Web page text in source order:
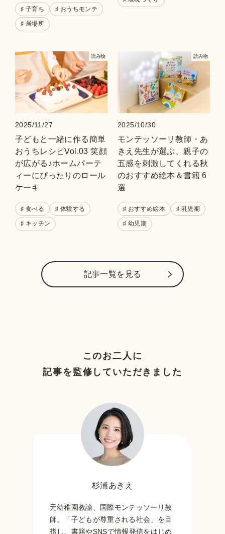
♯ 子育ち ♯ おうちモンテ
♯ 居場所
読み物
2025/11/27
子どもと一緒に作る簡単
おうちレシピVol.03 笑顔
が広がる♪ホームパーテ
ィーにぴったりのロール
ケーキ
♯ 食べる ♯ 体験する
♯ キッチン
読み物
2025/10/30
モンテッソーリ教師・あ
きえ先生が選ぶ、親子の
五感を刺激してくれる秋
のおすすめ絵本＆書籍 6
選
♯ おすすめ絵本 ♯ 乳児期
♯ 幼児期
記事⼀覧を⾒る
このお二人に
記事を監修していただきました
杉浦あきえ
元幼稚園教諭、国際モンテッソーリ教
師。「子どもが尊重される社会」を目
指し、書籍やSNSで情報発信をはじめ